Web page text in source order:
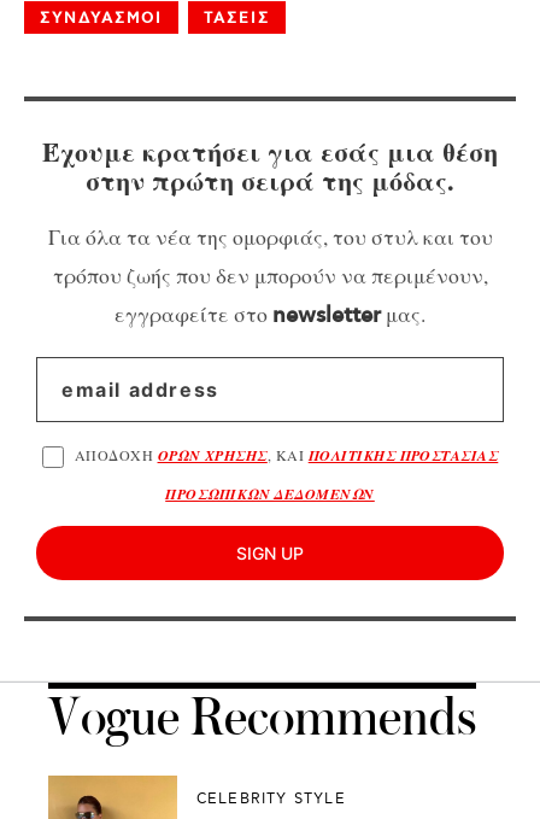
ΣΥΝΔΥΑΣΜΟΙ ΤΑΣΕΙΣ
Έχουμε κρατήσει για εσάς μια θέση
στην πρώτη σειρά της μόδας.
Για όλα τα νέα της ομορφιάς, του στυλ και του
τρόπου ζωής που δεν μπορούν να περιμένουν,
εγγραφείτε στο newsletterμας.
ΑΠΟΔΟΧΗ ΟΡΩΝ ΧΡΗΣΗΣ, ΚΑΙΠΟΛΙΤΙΚΗΣ ΠΡΟΣΤΑΣΙΑΣ
ΠΡΟΣΩΠΙΚΩΝ ΔΕΔΟΜΕΝΩΝ
SIGN UP
Vogue Recommends
CELEBRITY STYLE